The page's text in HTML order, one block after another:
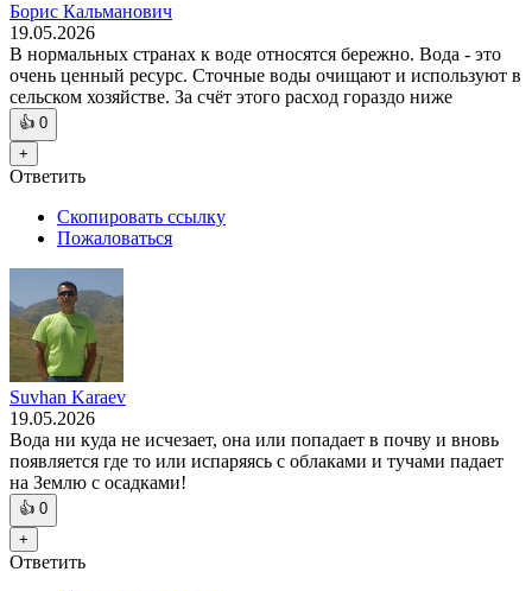
Борис Кальманович
19.05.2026
В нормальных странах к воде относятся бережно. Вода - это
очень ценный ресурс. Сточные воды очищают и используют в
сельском хозяйстве. За счёт этого расход гораздо ниже
👍 0
+
Ответить
Скопировать ссылку
Пожаловаться
Suvhan Karaev
19.05.2026
Вода ни куда не исчезает, она или попадает в почву и вновь
появляется где то или испаряясь с облаками и тучами падает
на Землю с осадками!
👍 0
+
Ответить